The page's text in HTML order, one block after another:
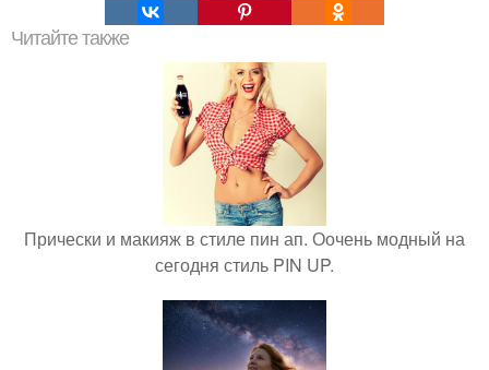
Читайте также
Прически и макияж в стиле пин ап. Оочень модный на
сегодня стиль PIN UP.